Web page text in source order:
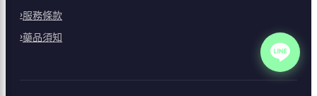
服務條款
藥品須知